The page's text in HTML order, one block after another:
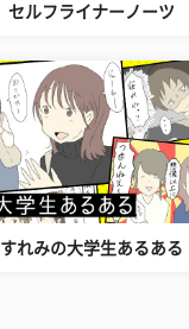
セルフライナーノーツ
すれみの大学生あるある